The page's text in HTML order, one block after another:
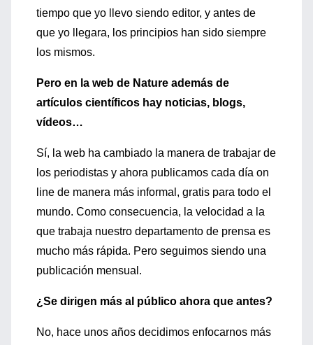
tiempo que yo llevo siendo editor, y antes de
que yo llegara, los principios han sido siempre
los mismos.
Pero en la web de Nature además de
artículos científicos hay noticias, blogs,
vídeos…
Sí, la web ha cambiado la manera de trabajar de
los periodistas y ahora publicamos cada día on
line de manera más informal, gratis para todo el
mundo. Como consecuencia, la velocidad a la
que trabaja nuestro departamento de prensa es
mucho más rápida. Pero seguimos siendo una
publicación mensual.
¿Se dirigen más al público ahora que antes?
No, hace unos años decidimos enfocarnos más